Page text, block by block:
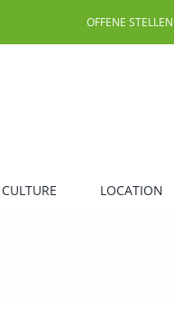
OFFENE STELLEN
LOCATION